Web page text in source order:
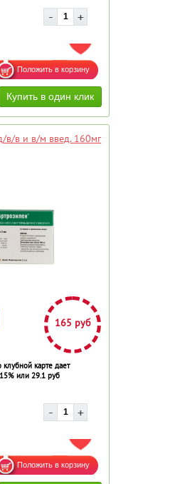
ДОБАВИТЬ В ИЗБРАННОЕ
в/в и в/м введ. 160мг
165 руб
клубной карте дает
или 29.1 руб
ДОБАВИТЬ В ИЗБРАННОЕ